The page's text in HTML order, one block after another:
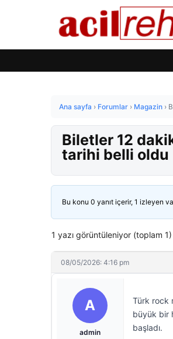
Ana sayfa › Forumlar › Magazin ›
Biletler 12
tarihi belli oldu
Bu konu 0 yanıt içerir, 1 izleyen
1 yazı görüntüleniyor (toplam 1)
08/05/2026: 4:16 pm
A
admin
Türk rock
büyük bir
başladı.